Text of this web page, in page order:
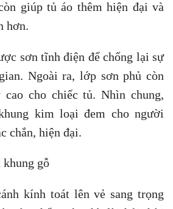
giúp tủ áo thêm hiện đại và
hơn.
sơn tĩnh điện để chống lại sự
Ngoài ra, lớp sơn phủ còn
cho chiếc tủ. Nhìn chung,
kim loại đem cho người
chắn, hiện đại.
khung gỗ
kính toát lên vẻ sang trọng